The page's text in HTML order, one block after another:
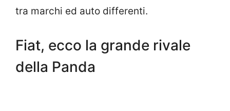
tra marchi ed auto differenti.
Fiat, ecco la grande rivale
della Panda